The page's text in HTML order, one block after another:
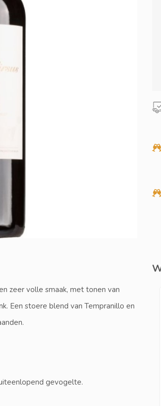
zeer volle smaak, met tonen van
Een stoere blend van Tempranillo en
gevogelte.